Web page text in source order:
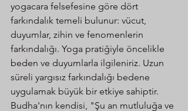
yogacara felsefesine göre dört
farkındalık temeli bulunur: vücut,
duyumlar, zihin ve fenomenlerin
farkındalığı. Yoga pratiğiyle öncelikle
beden ve duyumlarla ilgileniriz. Uzun
süreli yargısız farkındalığı bedene
uygulamak büyük bir etkiye sahiptir.
Budha'nın kendisi, "Şu an mutluluğa ve